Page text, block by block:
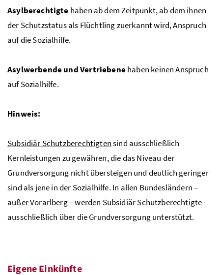
Asylberechtigte haben ab dem Zeitpunkt, ab dem ihnen
der Schutzstatus als Flüchtling zuerkannt wird, Anspruch
auf die Sozialhilfe.
Asylwerbende und Vertriebenehaben keinen Anspruch
auf Sozialhilfe.
Hinweis:
Subsidiär Schutzberechtigtensind ausschließlich
Kernleistungen zu gewähren, die das Niveau der
Grundversorgung nicht übersteigen und deutlich geringer
sind als jene in der Sozialhilfe. In allen Bundesländern –
außer Vorarlberg – werden Subsidiär Schutzberechtigte
ausschließlich über die Grundversorgung unterstützt.
Eigene Einkünfte